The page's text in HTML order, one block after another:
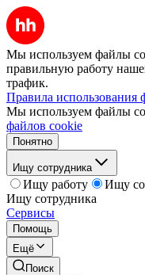
Мы используем файлы
правильную работу
трафик.
Правила использования
Мы используем файлы
файлов cookie
Понятно
Ищу сотрудника
Ищу работу
Ищу
Ищу сотрудника
Сервисы
Помощь
Ещё
Поиск